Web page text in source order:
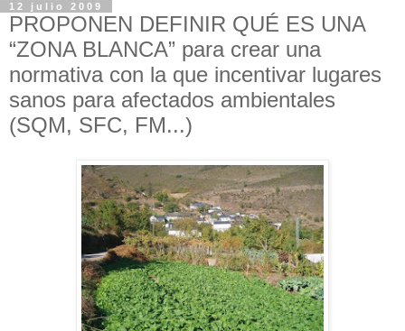
12 julio 2009
PROPONEN DEFINIR QUÉ ES UNA
“ZONA BLANCA” para crear una
normativa con la que incentivar lugares
sanos para afectados ambientales
(SQM, SFC, FM...)